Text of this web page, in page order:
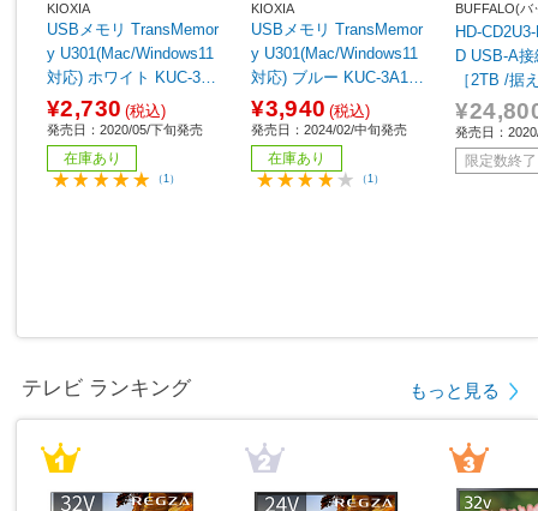
KIOXIA
USBメモリ TransMemor
y U301(Mac/Windows11
対応) ホワイト KUC-3A0
32GW ［32GB /USB Typ
eA /USB3.2 /キャップ
式］
¥2,730 (税込)
発売日：2020/05/下旬発売
在庫あり
（1）
KIOXIA
USBメモリ TransMemor
y U301(Mac/Windows11
対応) ブルー KUC-3A128
GML ［128GB /USB Typ
eA /USB3.2 /キャップ
式］
¥3,940 (税込)
発売日：2024/02/中旬発売
在庫あり
（1）
BUFFALO(バ
HD-
D USB-A接続 ブ
［2TB /据
発売日：
限定数終了
テレビ ランキング もっと見る